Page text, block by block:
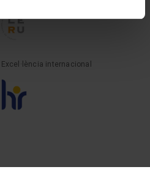
Excel·lència internacional